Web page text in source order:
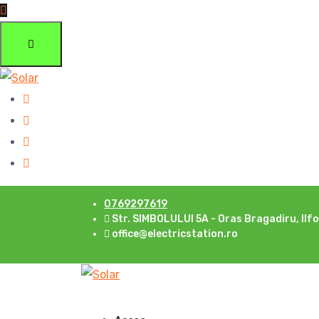
0769297619
Str. SIMBOLULUI 5A - Oras Bragadiru,
office@electricstation.ro